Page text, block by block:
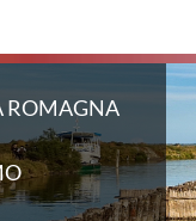
ROMAGNA